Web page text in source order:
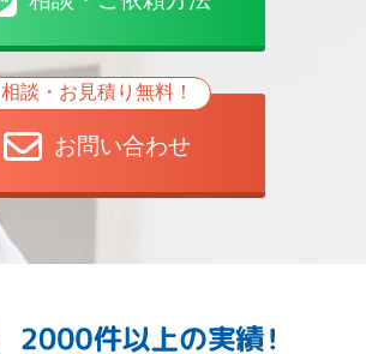
相談・お見積り無料！
お問い合わせ